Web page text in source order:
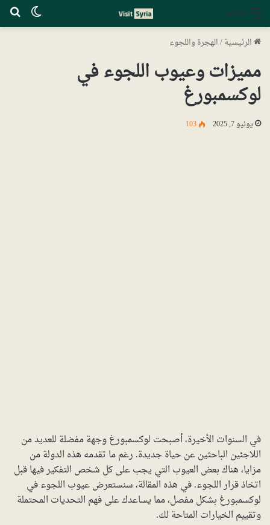
القائمة
الرئيسية/الهجرة واللجوء
مميزات وعيوب اللجوء في
لوكسمبورغ
يونيو 7, 2025 103
في السنوات الأخيرة، أصبحت لوكسمبورغ وجهة مفضلة للعديد من
اللاجئين الباحثين عن حياة جديدة. رغم ما تقدمه هذه الدولة من
مزايا، هناك بعض العيوب التي يجب على كل شخص التفكير فيها قبل
اتخاذ قرار اللجوء. في هذه المقالة، سنستعرض عيوب اللجوء في
لوكسمبورغ بشكل مفصل، مما يساعدك على فهم التحديات المحتملة
وتقييم الخيارات المتاحة لك.